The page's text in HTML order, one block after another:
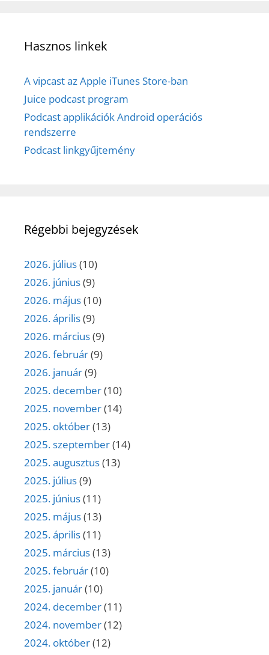
Hasznos linkek
A vipcast az Apple iTunes Store-ban
Juice podcast program
Podcast applikációk Android operációs
rendszerre
Podcast linkgyűjtemény
Régebbi bejegyzések
2026. július(10)
2026. június(9)
2026. május(10)
2026. április(9)
2026. március(9)
2026. február(9)
2026. január(9)
2025. december(10)
2025. november(14)
2025. október(13)
2025. szeptember(14)
2025. augusztus(13)
2025. július(9)
2025. június(11)
2025. május(13)
2025. április(11)
2025. március(13)
2025. február(10)
2025. január(10)
2024. december(11)
2024. november(12)
2024. október(12)